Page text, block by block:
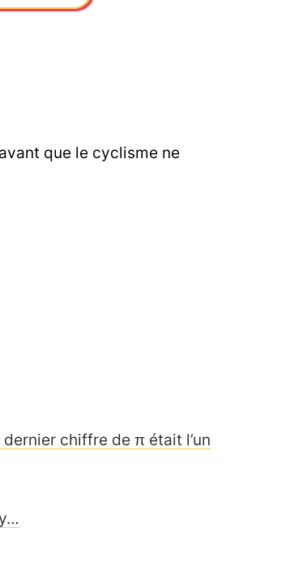
que le cyclisme ne
dernier chiffre de π était l’un